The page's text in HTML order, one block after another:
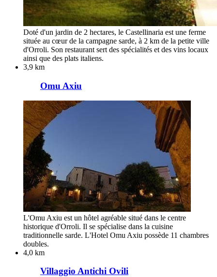
Doté d'un jardin de 2 hectares, le Castellinaria est une ferme
située au cœur de la campagne sarde, à 2 km de la petite ville
d'Orroli. Son restaurant sert des spécialités et des vins locaux
ainsi que des plats italiens.
3,9 km
Omu Axiu
L'Omu Axiu est un hôtel agréable situé dans le centre
historique d'Orroli. Il se spécialise dans la cuisine
traditionnelle sarde. L'Hotel Omu Axiu possède 11 chambres
doubles.
4,0 km
Villaggio Antichi Ovili